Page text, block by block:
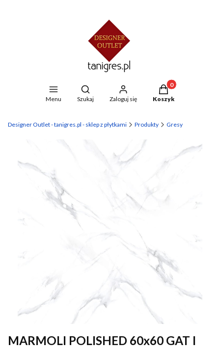
Menu
Otwórz wyszukiwarkę
Szukaj Zaloguj się
Produkty w
Koszyk
Designer Outlet - tanigres.pl - sklep z płytkami Produkty Gresy
MARMOLI POLISHED 60x60 GAT I